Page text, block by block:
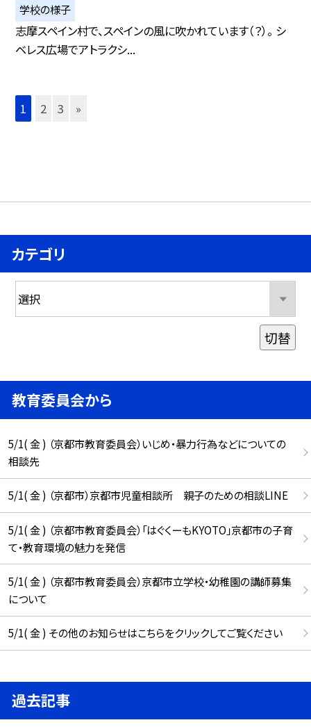
学校の様子
志摩スペイン村で、スペインの風に吹かれています（？）。 シ
ベレス広場でアトラクシ...
1 2 3 »
カテゴリ
切替
教育委員会から
5/1( 金 ) （京都市教育委員会）いじめ・暴力行為などについての
相談先
5/1( 金 ) （京都市）京都市児童相談所 親子のための相談LINE
5/1( 金 ) （京都市教育委員会）「はぐくーもKYOTO」京都市の子育
て・教育環境の魅力を発信
5/1( 金 ) （京都市教育委員会）京都市立学校・幼稚園の講師募集
について
5/1( 金 ) その他のお知らせはこちらをクリックしてご覧ください
過去記事